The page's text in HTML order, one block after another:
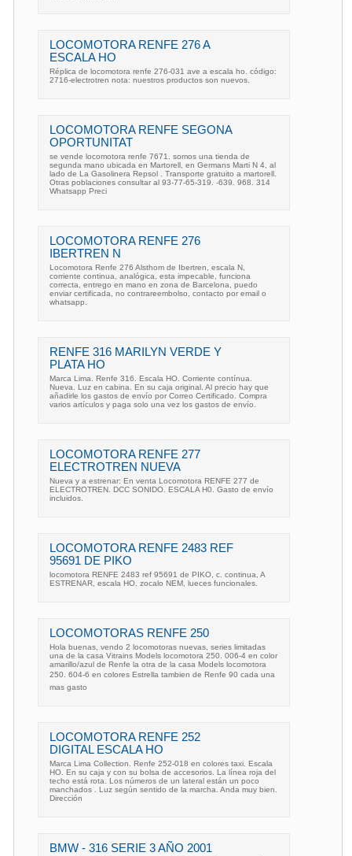
LOCOMOTORA RENFE 276 A
ESCALA HO
Réplica de locomotora renfe 276-031 ave a escala ho. código:
2716-electrotren nota: nuestros productos son nuevos.
LOCOMOTORA RENFE SEGONA
OPORTUNITAT
se vende locomotora renfe 7671. somos una tienda de
segunda mano ubicada en Martorell, en Germans Marti N 4, al
lado de La Gasolinera Repsol . Transporte gratuito a martorell.
Otras poblaciones consultar al 93-77-65-319. -639. 968. 314
Whatsapp Preci
LOCOMOTORA RENFE 276
IBERTREN N
Locomotora Renfe 276 Alsthom de Ibertren, escala N,
corriente continua, analógica, esta impecable, funciona
correcta, entrego en mano en zona de Barcelona, puedo
enviar certificada, no contrareembolso, contacto por email o
whatsapp.
RENFE 316 MARILYN VERDE Y
PLATA HO
Marca Lima. Renfe 316. Escala HO. Corriente contínua.
Nueva. Luz en cabina. En su caja original. Al precio hay que
añadirle los gastos de envío por Correo Certificado. Compra
varios artículos y paga solo una vez los gastos de envío.
LOCOMOTORA RENFE 277
ELECTROTREN NUEVA
Nueva y a estrenar: En venta Locomotora RENFE 277 de
ELECTROTREN. DCC SONIDO. ESCALA H0. Gasto de envío
incluidos.
LOCOMOTORA RENFE 2483 REF
95691 DE PIKO
locomotora RENFE 2483 ref 95691 de PIKO, c. continua, A
ESTRENAR, escala HO. zocalo NEM, lueces funcionales.
LOCOMOTORAS RENFE 250
Hola buenas, vendo 2 locomotoras nuevas, series limitadas
una de la casa Vitrains Models locomotora 250. 006-4 en color
amarillo/azul de Renfe la otra de la casa Models locomotora
250. 604-6 en colores Estrella tambien de Renfe 90 cada una
mas gasto
LOCOMOTORA RENFE 252
DIGITAL ESCALA HO
Marca Lima Collection. Renfe 252-018 en colores taxi. Escala
HO. En su caja y con su bolsa de accesorios. La línea roja del
techo está rota. Los números de un lateral están un poco
manchados . Luz según sentido de la marcha. Anda muy bien.
Dirección
BMW - 316 SERIE 3 AÑO 2001